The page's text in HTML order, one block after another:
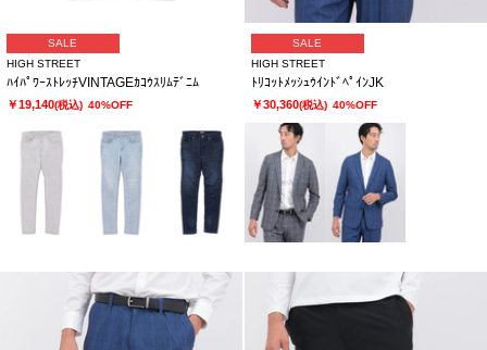
SALE
HIGH STREET
ﾊｲﾊﾟﾜｰｽﾄﾚｯﾁVINTAGEｶｺｳｽﾘﾑﾃﾞﾆﾑ
￥19,140(税込) 40%OFF
SALE
HIGH STREET
ﾄﾘｺｯﾄﾒｯｼｭｳｲﾝﾄﾞﾍﾟｲﾝJK
￥30,360(税込) 40%OFF